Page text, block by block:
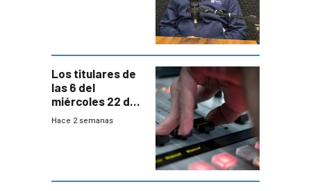
Los titulares de
las 6 del
miércoles 22 de
julio de 2026
Hace 2 semanas